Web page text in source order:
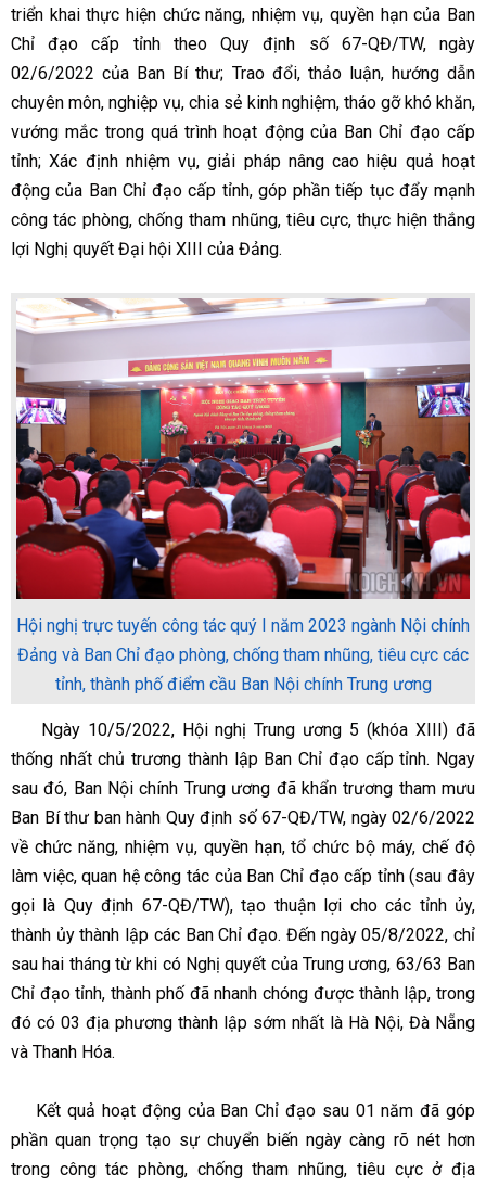
triển khai thực hiện chức năng, nhiệm vụ, quyền hạn của Ban
Chỉ đạo cấp tỉnh theo Quy định số 67-QĐ/TW, ngày
02/6/2022 của Ban Bí thư; Trao đổi, thảo luận, hướng dẫn
chuyên môn, nghiệp vụ, chia sẻ kinh nghiệm, tháo gỡ khó khăn,
vướng mắc trong quá trình hoạt động của Ban Chỉ đạo cấp
tỉnh; Xác định nhiệm vụ, giải pháp nâng cao hiệu quả hoạt
động của Ban Chỉ đạo cấp tỉnh, góp phần tiếp tục đẩy mạnh
công tác phòng, chống tham nhũng, tiêu cực, thực hiện thắng
lợi Nghị quyết Đại hội XIII của Đảng.
Hội nghị trực tuyến công tác quý I năm 2023 ngành Nội chính
Đảng và Ban Chỉ đạo phòng, chống tham nhũng, tiêu cực các
tỉnh, thành phố điểm cầu Ban Nội chính Trung ương
Ngày 10/5/2022, Hội nghị Trung ương 5 (khóa XIII) đã
thống nhất chủ trương thành lập Ban Chỉ đạo cấp tỉnh. Ngay
sau đó, Ban Nội chính Trung ương đã khẩn trương tham mưu
Ban Bí thư ban hành Quy định số 67-QĐ/TW, ngày 02/6/2022
về chức năng, nhiệm vụ, quyền hạn, tổ chức bộ máy, chế độ
làm việc, quan hệ công tác của Ban Chỉ đạo cấp tỉnh (sau đây
gọi là Quy định 67-QĐ/TW), tạo thuận lợi cho các tỉnh ủy,
thành ủy thành lập các Ban Chỉ đạo. Đến ngày 05/8/2022, chỉ
sau hai tháng từ khi có Nghị quyết của Trung ương, 63/63 Ban
Chỉ đạo tỉnh, thành phố đã nhanh chóng được thành lập, trong
đó có 03 địa phương thành lập sớm nhất là Hà Nội, Đà Nẵng
và Thanh Hóa.
Kết quả hoạt động của Ban Chỉ đạo sau 01 năm đã góp
phần quan trọng tạo sự chuyển biến ngày càng rõ nét hơn
trong công tác phòng, chống tham nhũng, tiêu cực ở địa